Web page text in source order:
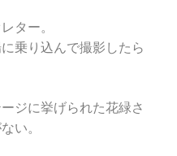
ター。
乗り込んで撮影したら
ジに挙げられた花緑さ
い。